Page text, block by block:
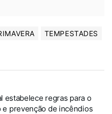
TEMPESTADES
estabelece regras para o
e prevenção de incêndios